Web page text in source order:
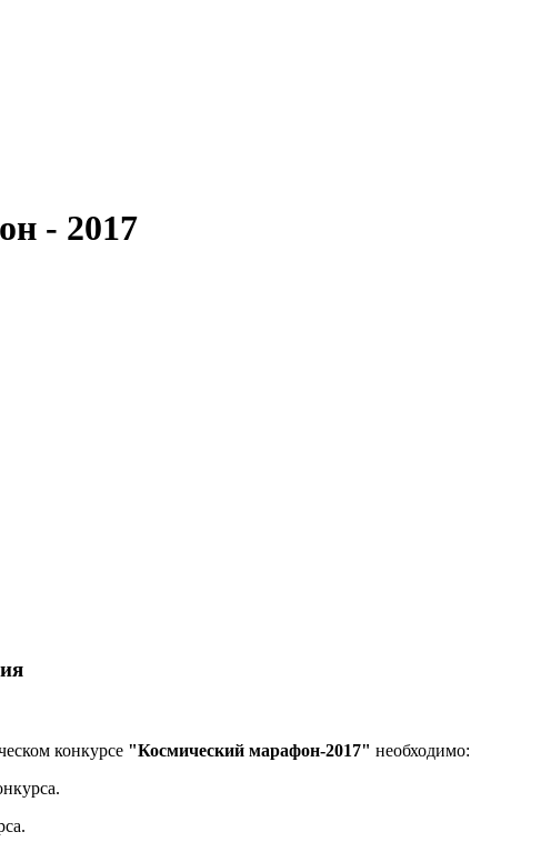
- 2017
конкурсе "Космический марафон-2017" необходимо: